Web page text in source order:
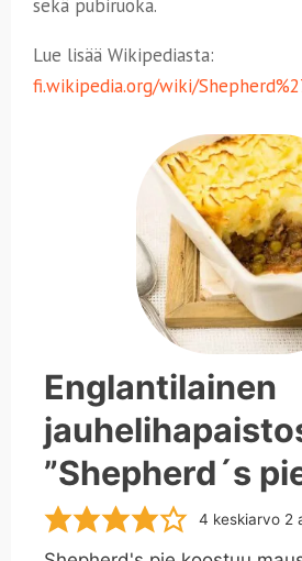
sekä pubiruoka.
Lue lisää Wikipediasta:
fi.wikipedia.org/wiki/
Englantilainen
”Shepherd´s
4 keskiarvo 2